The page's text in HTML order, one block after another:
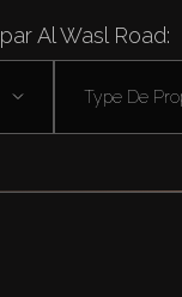
Al Wasl Road:
Type De